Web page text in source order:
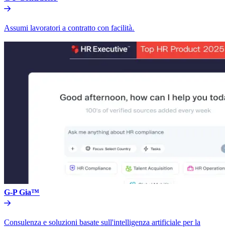
Assumi lavoratori a contratto con facilità.​​
G-P Gia™​​
Consulenza e soluzioni basate sull'intelligenza artificiale per la